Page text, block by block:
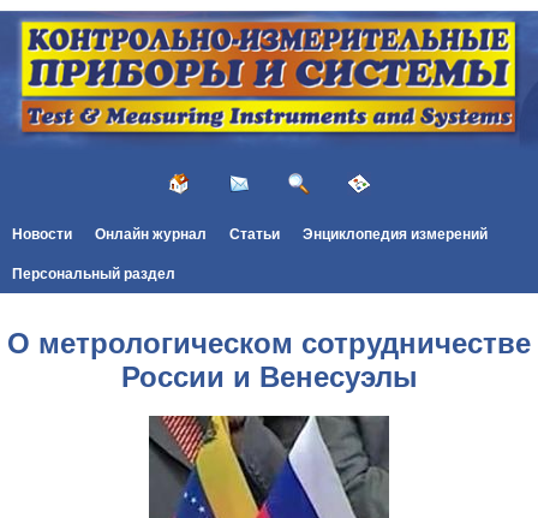
Новости Онлайн журнал Статьи Энциклопедия измерений
Персональный раздел
О метрологическом сотрудничестве
России и Венесуэлы